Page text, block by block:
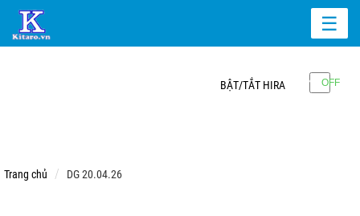
☰
BẬT/TẮT HIRA
Trang chủ DG 20.04.26